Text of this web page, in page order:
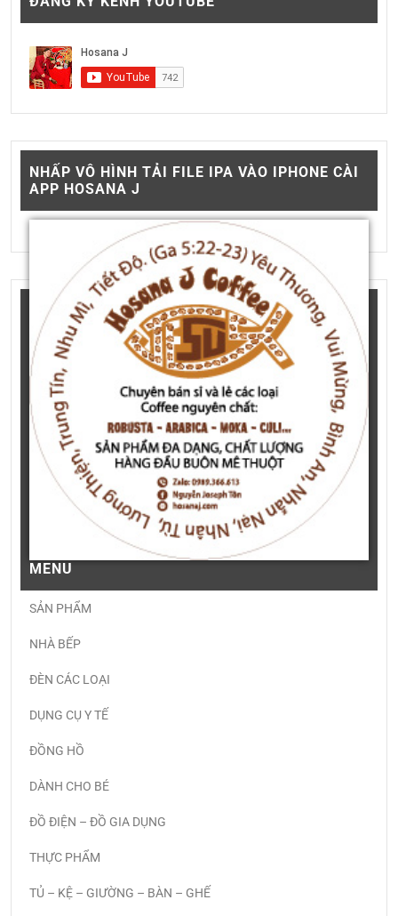
NHẤP VÔ HÌNH TẢI FILE IPA VÀO IPHONE CÀI
APP HOSANA J
MENU
SẢN PHẨM
NHÀ BẾP
ĐÈN CÁC LOẠI
DỤNG CỤ Y TẾ
ĐỒNG HỒ
DÀNH CHO BÉ
ĐỒ ĐIỆN – ĐỒ GIA DỤNG
THỰC PHẨM
TỦ – KỆ – GIƯỜNG – BÀN – GHẾ